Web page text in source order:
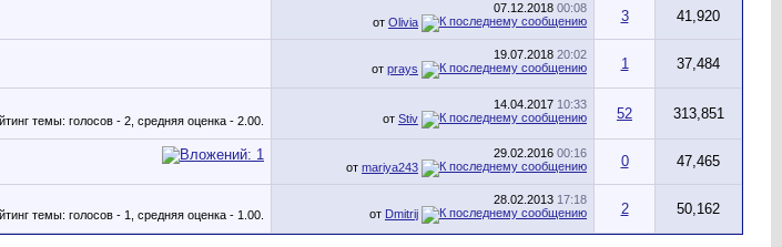
07.12.2018 00:08
от Olivia 3 41,920
19.07.2018 20:02
от prays 1 37,484
14.04.2017 10:33
от Stiv 52 313,851
29.02.2016 00:16
от mariya243 0 47,465
28.02.2013 17:18
от Dmitrij 2 50,162